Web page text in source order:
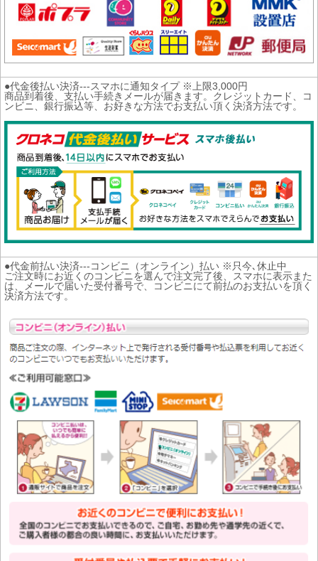
●代金後払い決済---スマホに通知タイプ ※上限3,000円
商品到着後、支払い手続きメールが届きます。クレジットカード、コ
ンビニ、銀行振込等、お好きな方法でお支払い頂く決済方法です。
●代金前払い決済---コンビニ（オンライン）払い ※只今､休止中
ご注文時にお近くのコンビニを選んで注文完了後、スマホに表示また
は、メールで届いた受付番号で、コンビニにて前払のお支払いを頂く
決済方法です。